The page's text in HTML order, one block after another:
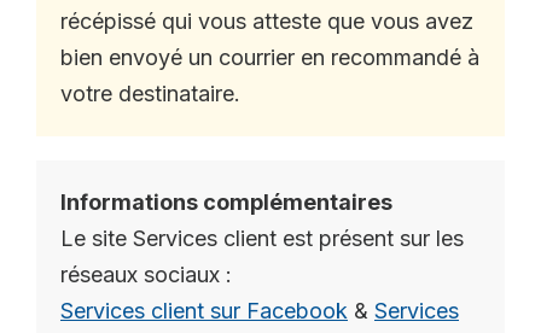
récépissé qui vous atteste que vous avez
bien envoyé un courrier en recommandé à
votre destinataire.
Informations complémentaires
Le site Services client est présent sur les
réseaux sociaux :
Services client sur Facebook & Services